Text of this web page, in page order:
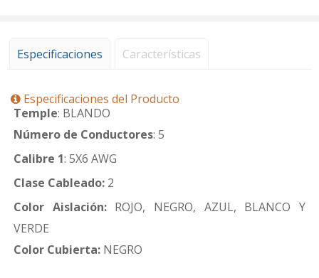
Especificaciones Características
Especificaciones del Producto
Temple: BLANDO
Número de Conductores: 5
Calibre 1: 5X6 AWG
Clase Cableado: 2
Color Aislación:ROJO, NEGRO, AZUL, BLANCO Y
VERDE
Color Cubierta: NEGRO